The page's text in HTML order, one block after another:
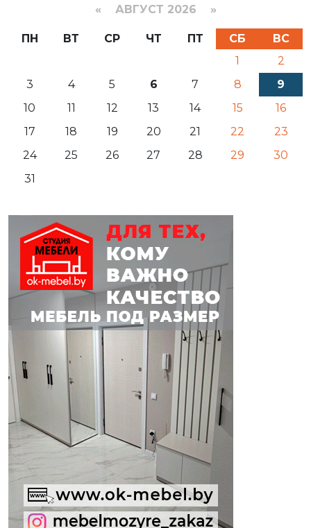
« АВГУСТ 2026 »
ПН ВТ СР ЧТ ПТ СБ
ВС
1
2
3
4 5 6 7 8
9
10
11 12 13 14 15
16
17
18 19 20 21 22
23
24
25 26 27 28 29
30
31